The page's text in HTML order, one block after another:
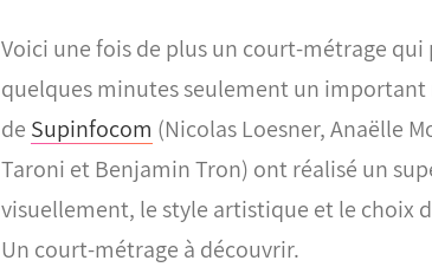
Voici une fois de plus un court-métrage qui
quelques minutes seulement un important
de Supinfocom (Nicolas Loesner, Anaëlle
Taroni et Benjamin Tron) ont réalisé un
visuellement, le style artistique et le choix
Un court-métrage à découvrir.